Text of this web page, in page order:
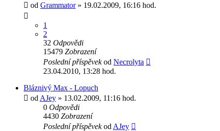
od Grammator» 19.02.2009, 16:16 hod.
1
2
32 Odpovědi
15479 Zobrazení
Poslední příspěvekod Necrolyta
23.04.2010, 13:28 hod.
Bláznivý Max - Lopuch
od AJey » 13.02.2009, 11:16 hod.
0 Odpovědi
4430 Zobrazení
Poslední příspěvekod AJey